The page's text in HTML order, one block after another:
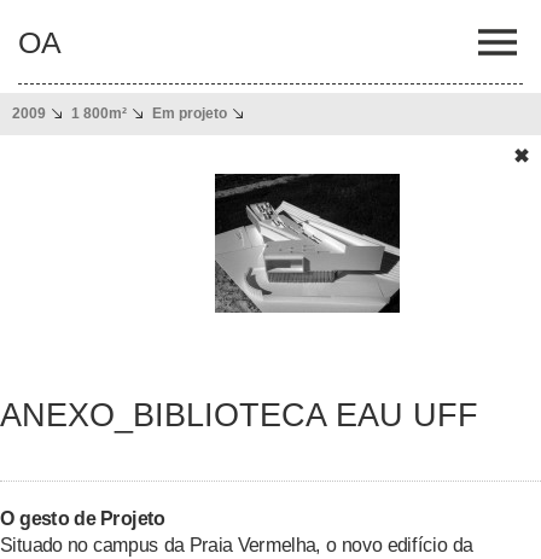
OA
2009 1 800m² Em projeto
✖
ANEXO_BIBLIOTECA EAU UFF
O gesto de Projeto
Situado no campus da Praia Vermelha, o novo edifício da